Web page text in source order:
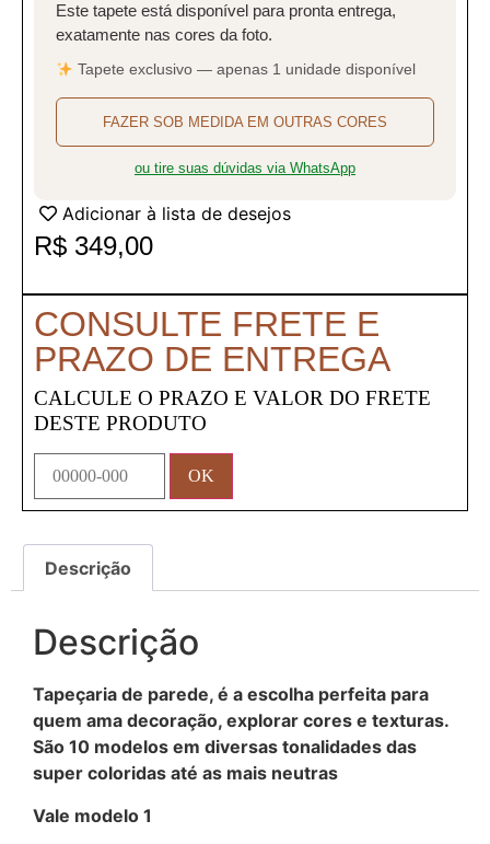
Este tapete está disponível para pronta entrega,
exatamente nas cores da foto.
Tapete exclusivo — apenas 1 unidade disponível
FAZER SOB MEDIDA EM OUTRAS CORES
ou tire suas dúvidas via WhatsApp
Adicionar à lista de desejos
R$ 349,00
CONSULTE FRETE E
PRAZO DE ENTREGA
CALCULE O PRAZO E VALOR DO FRETE
DESTE PRODUTO
Descrição
Descrição
Tapeçaria de parede, é a escolha perfeita para
quem ama decoração, explorar cores e texturas.
São 10 modelos em diversas tonalidades das
super coloridas até as mais neutras
Vale modelo 1